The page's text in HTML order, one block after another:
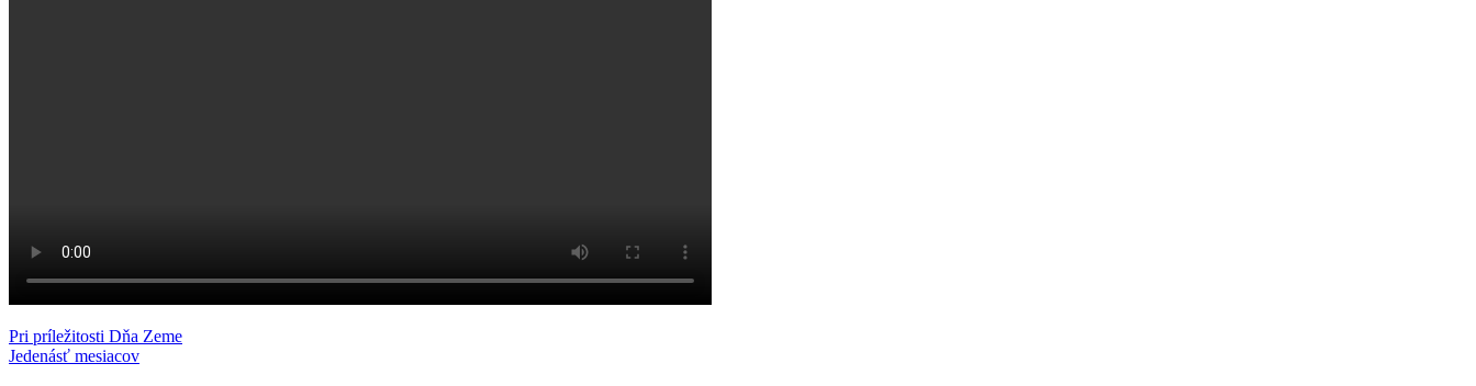
Mattsvadba
Post
navigation
Previous
Post:
Pri príležitosti Dňa Zeme
Next
Jedenásť mesiacov